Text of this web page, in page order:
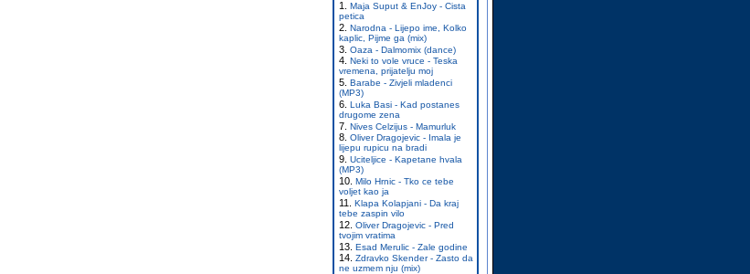
Maja Suput & EnJoy - Cista
petica
Narodna - Lijepo ime, Kolko
kaplic, Pijme ga (mix)
Oaza - Dalmomix (dance)
Neki to vole vruce - Teska
vremena, prijatelju moj
Barabe - Zivjeli mladenci
(MP3)
Luka Basi - Kad postanes
drugome zena
Nives Celzijus - Mamurluk
Oliver Dragojevic - Imala je
lijepu rupicu na bradi
Uciteljice - Kapetane hvala
(MP3)
Milo Hrnic - Tko ce tebe
voljet kao ja
Klapa Kolapjani - Da kraj
tebe zaspin vilo
Oliver Dragojevic - Pred
tvojim vratima
Esad Merulic - Zale godine
Zdravko Skender - Zasto da
ne uzmem nju (mix)